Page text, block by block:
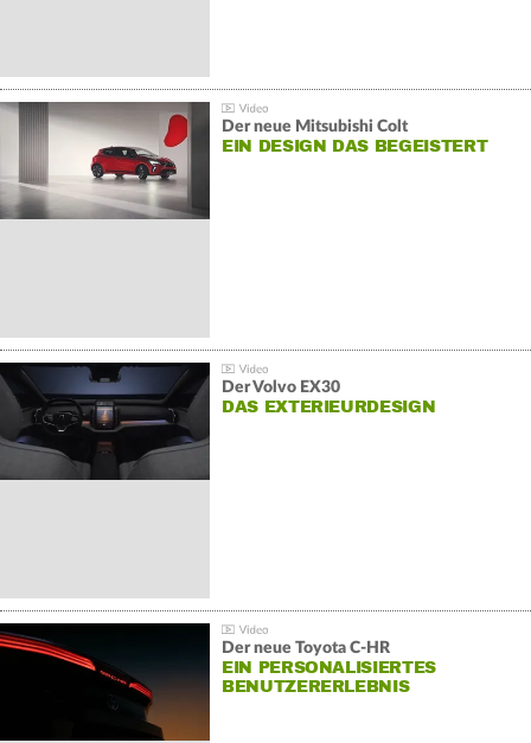
Der neue Mitsubishi Colt
EIN DESIGN DAS BEGEISTERT
Der Volvo EX30
DAS EXTERIEURDESIGN
Der neue Toyota C-HR
EIN PERSONALISIERTES
BENUTZERERLEBNIS